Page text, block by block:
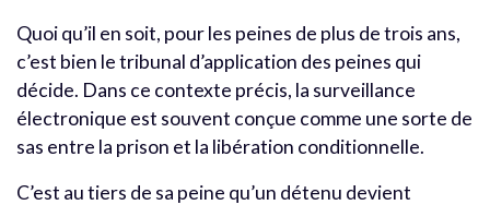
Quoi qu’il en soit, pour les peines de plus de trois ans,
c’est bien le tribunal d’application des peines qui
décide. Dans ce contexte précis, la surveillance
électronique est souvent conçue comme une sorte de
sas entre la prison et la libération conditionnelle.
C’est au tiers de sa peine qu’un détenu devient